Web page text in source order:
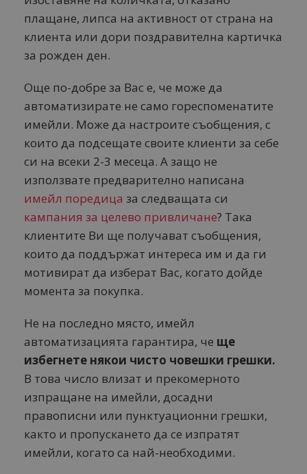
плащане, липса на активност от страна на
клиента или дори поздравителна картичка
за рожден ден.
Още по-добре за Вас е, че може да
автоматизирате не само гореспоменатите
имейли. Може да настроите съобщения, с
които да подсещате своите клиенти за себе
си на всеки 2-3 месеца. А защо не
използвате предварително написана
имейл поредица за следващата си
кампания за целево привличане? Така
клиентите Ви ще получават съобщения,
които да поддържат интереса им и да ги
мотивират да изберат Вас, когато дойде
момента за покупка.
Не на последно място, имейл
автоматизацията гарантира, че ще
избегнете някои чисто човешки грешки.
В това число влизат и прекомерното
изпращане на имейли, досадни
правописни или пунктуационни грешки,
както и пропускането да се изпратят
имейли, когато са най-необходими.